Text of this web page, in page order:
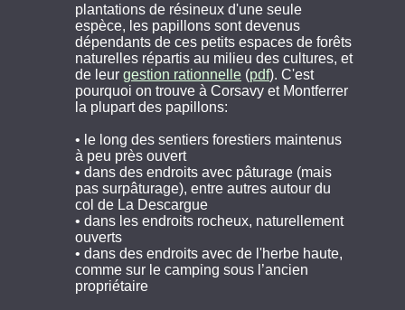
plantations de résineux d'une seule
espèce, les papillons sont devenus
dépendants de ces petits espaces de forêts
naturelles répartis au milieu des cultures, et
de leur gestion rationnelle (pdf). C'est
pourquoi on trouve à Corsavy et Montferrer
la plupart des papillons:
• le long des sentiers forestiers maintenus
à peu près ouvert
• dans des endroits avec pâturage (mais
pas surpâturage), entre autres autour du
col de La Descargue
• dans les endroits rocheux, naturellement
ouverts
• dans des endroits avec de l'herbe haute,
comme sur le camping sous l’ancien
propriétaire